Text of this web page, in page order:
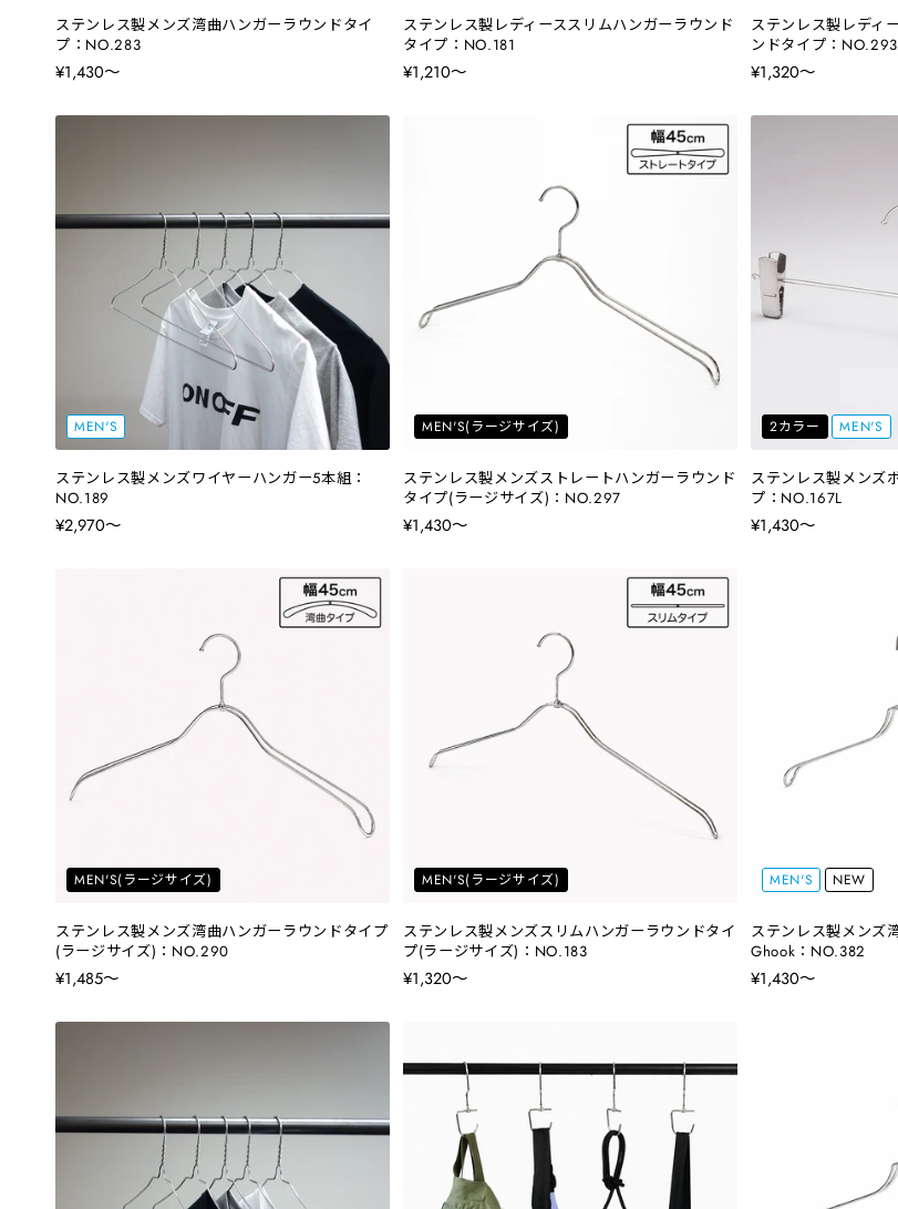
ステンレス製メンズ湾曲ハンガーラウンドタイ
プ：NO.283
¥1,430〜
ステンレス製レディーススリムハンガーラウンド
タイプ：NO.181
¥1,210〜
ステンレス製レディ
ンドタイプ：NO.293
¥1,320〜
MEN'S
ステンレス製メンズワイヤーハンガー5本組：
NO.189
¥2,970〜
MEN'S(ラージサイズ)
ステンレス製メンズストレートハンガーラウンド
タイプ(ラージサイズ)：NO.297
¥1,430〜
2カラー MEN'S
ステンレス製メンズ
プ：NO.167L
¥1,430〜
MEN'S(ラージサイズ)
ステンレス製メンズ湾曲ハンガーラウンドタイプ
(ラージサイズ)：NO.290
¥1,485〜
MEN'S(ラージサイズ)
ステンレス製メンズスリムハンガーラウンドタイ
プ(ラージサイズ)：NO.183
¥1,320〜
MEN'S NEW
ステンレス製メンズ
Ghook：NO.382
¥1,430〜